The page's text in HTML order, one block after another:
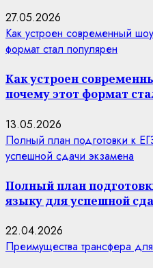
27.05.2026
Как устроен современный
формат стал популярен
Как устроен
почему этот формат
13.05.2026
Полный план подготовки к
успешной сдачи экзамена
Полный план
языку для успешной
22.04.2026
Преимущества трансфера